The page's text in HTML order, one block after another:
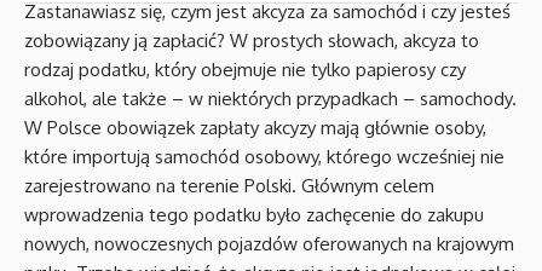
Zastanawiasz się, czym jest akcyza za samochód i czy jesteś
zobowiązany ją zapłacić? W prostych słowach, akcyza to
rodzaj podatku, który obejmuje nie tylko papierosy czy
alkohol, ale także – w niektórych przypadkach – samochody.
W Polsce obowiązek zapłaty akcyzy mają głównie osoby,
które importują samochód osobowy, którego wcześniej nie
zarejestrowano na terenie Polski. Głównym celem
wprowadzenia tego podatku było zachęcenie do zakupu
nowych, nowoczesnych pojazdów oferowanych na krajowym